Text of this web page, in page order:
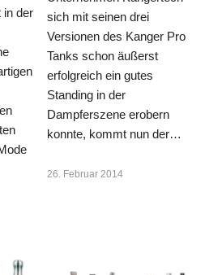
in der
sich mit seinen drei
Versionen des Kanger Pro
Tanks schon äußerst
erfolgreich ein gutes
Standing in der
Dampferszene erobern
konnte, kommt nun der…
26. Februar 2014